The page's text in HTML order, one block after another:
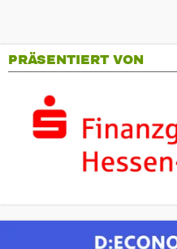
PRÄSENTIERT VON